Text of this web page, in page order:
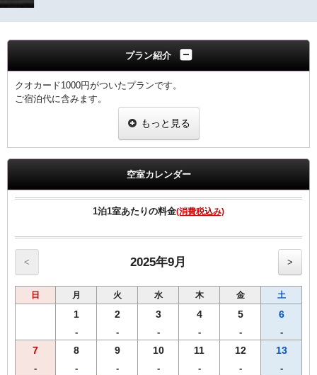
プラン紹介
クオカード1000円がついたプランです。
ご宿泊代に含みます。
コンビニエンスストアー・レストラン・ドラッグストアー他、
領収書は、宿泊代として一括表記されます。
・全室Ｗi－Ｆi無料接続＆加湿空気清浄機＆枕元にＵＳＢコンセント
・ご宿泊者様専用の大浴場をご利用いただけます。
もっと見る
空室カレンダー
1泊1室あたりの料金(消費税込み)
< 2025年9月 >
日 月 火 水 木 金 土
1
-
2
-
3
-
4
-
5
-
6
-
7
-
8
-
9
-
10
-
11
-
12
-
13
-